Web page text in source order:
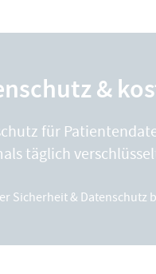
&
für
täglich
Sicherheit & Datenschutz